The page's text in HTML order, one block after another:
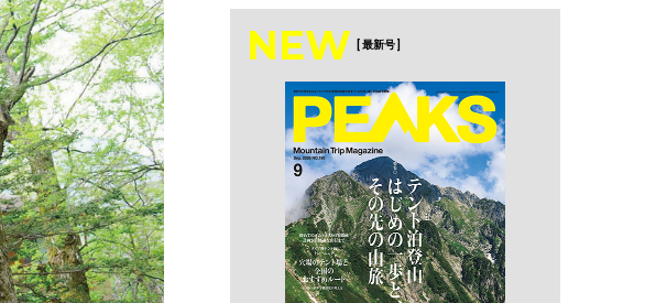
NEW [ 最新号 ]